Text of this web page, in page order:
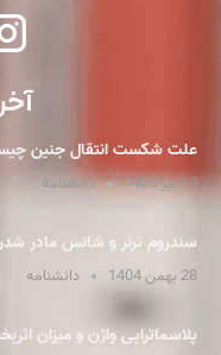
علت شکست انتقال جنین
10 تیر 1405 دانشنامه
سندروم ترنر و شانس مادر
28 بهمن 1404 دانشنامه
پلاسما‌تراپی واژن و میزان